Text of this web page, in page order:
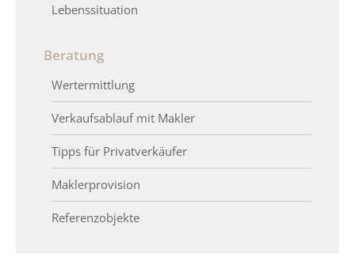
Lebenssituation
Beratung
Wertermittlung
Verkaufsablauf mit Makler
Tipps für Privatverkäufer
Maklerprovision
Referenzobjekte